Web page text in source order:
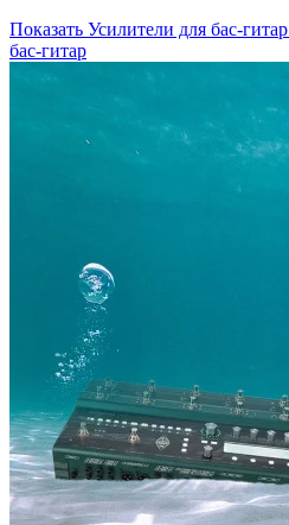
Показать Усилители для бас-гитар
бас-гитар